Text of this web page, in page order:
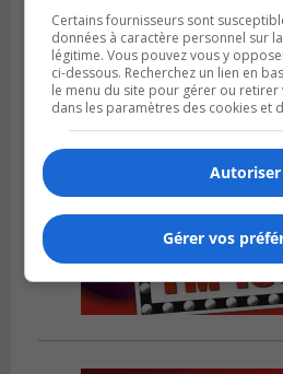
Certains fournisseurs sont
données à caractère personnel sur
légitime. Vous pouvez vous y
ci-dessous. Recherchez un lien en
le menu du site pour gérer ou
dans les paramètres des cookies et
Autoriser
Gérer vos